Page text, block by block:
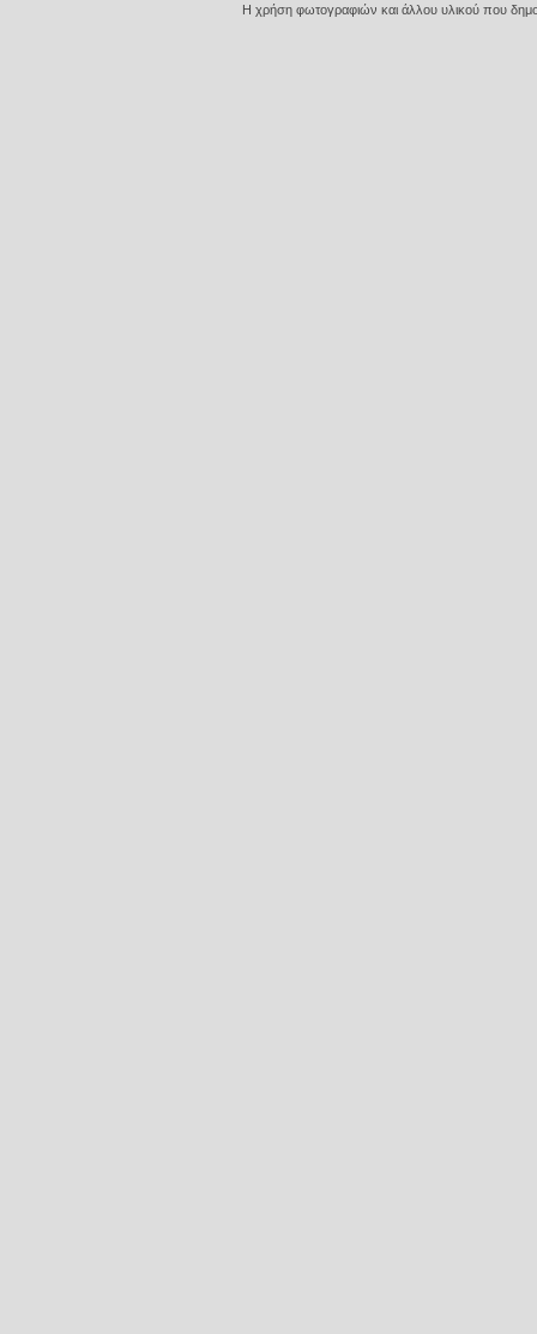
Η χρήση φωτογραφιών και άλλου υλικού που